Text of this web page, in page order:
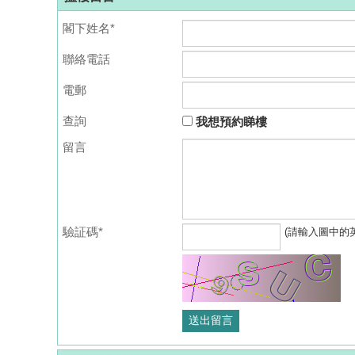
閣下姓名*
聯絡電話
電郵
查詢
我想預約睇樓
留言
驗証碼* (請輸入圖中的